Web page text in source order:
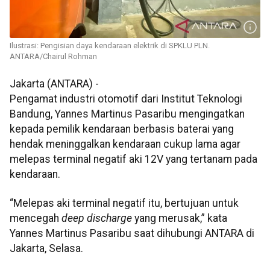
Ilustrasi: Pengisian daya kendaraan elektrik di SPKLU PLN.
ANTARA/Chairul Rohman
Jakarta (ANTARA) -
Pengamat industri otomotif dari Institut Teknologi
Bandung, Yannes Martinus Pasaribu mengingatkan
kepada pemilik kendaraan berbasis baterai yang
hendak meninggalkan kendaraan cukup lama agar
melepas terminal negatif aki 12V yang tertanam pada
kendaraan.
“Melepas aki terminal negatif itu, bertujuan untuk
mencegah deep discharge yang merusak,” kata
Yannes Martinus Pasaribu saat dihubungi ANTARA di
Jakarta, Selasa.